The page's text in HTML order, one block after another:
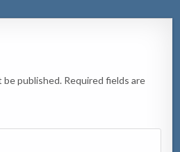
be published. Required fields are